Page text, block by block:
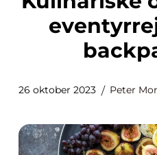
26 oktober 2023 Peter